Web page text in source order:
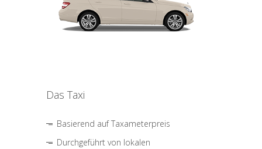
Das Taxi
Basierend auf Taxameterpreis
Durchgeführt von lokalen